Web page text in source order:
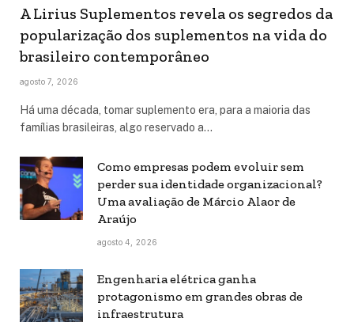
A Lirius Suplementos revela os segredos da
popularização dos suplementos na vida do
brasileiro contemporâneo
agosto 7, 2026
Há uma década, tomar suplemento era, para a maioria das
famílias brasileiras, algo reservado a…
Como empresas podem evoluir sem
perder sua identidade organizacional?
Uma avaliação de Márcio Alaor de
Araújo
agosto 4, 2026
Engenharia elétrica ganha
protagonismo em grandes obras de
infraestrutura